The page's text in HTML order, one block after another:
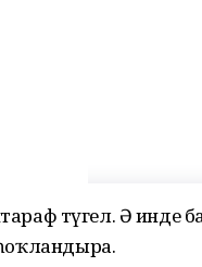
түгел. Ә инде
һоҡландыра.